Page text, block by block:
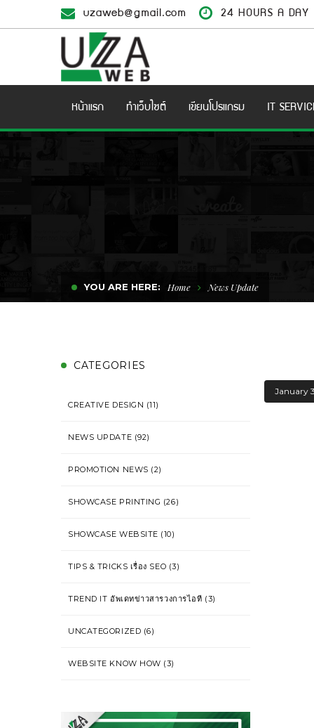
uzaweb@gmail.com 24 HOURS A DAY
หน้าแรก ทำเว็บไซต์ เขียนโปรแกรม IT
YOU ARE HERE: Home News Update
CATEGORIES
CREATIVE DESIGN (11)
NEWS UPDATE (92)
PROMOTION NEWS (2)
SHOWCASE PRINTING (26)
SHOWCASE WEBSITE (10)
TIPS & TRICKS เรื่อง SEO (3)
TREND IT อัพเดทข่าวสารวงการไอที (3)
UNCATEGORIZED (6)
WEBSITE KNOW HOW (3)
January